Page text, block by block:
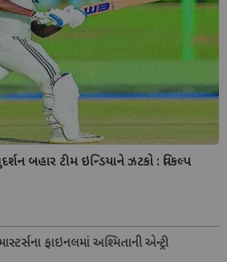
બહાર ટીમ ઇન્ડિયાને ઝટકો : વિકલ્પ
ફાઇનલમાં અશ્મિતાની એન્ટ્રી